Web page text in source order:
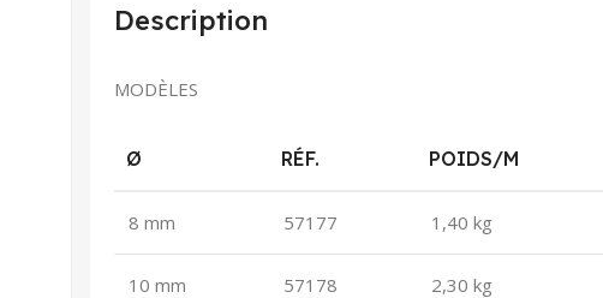
Description
MODÈLES
Ø RÉF. POIDS/M
8 mm 57177 1,40 kg
10 mm 57178 2,30 kg